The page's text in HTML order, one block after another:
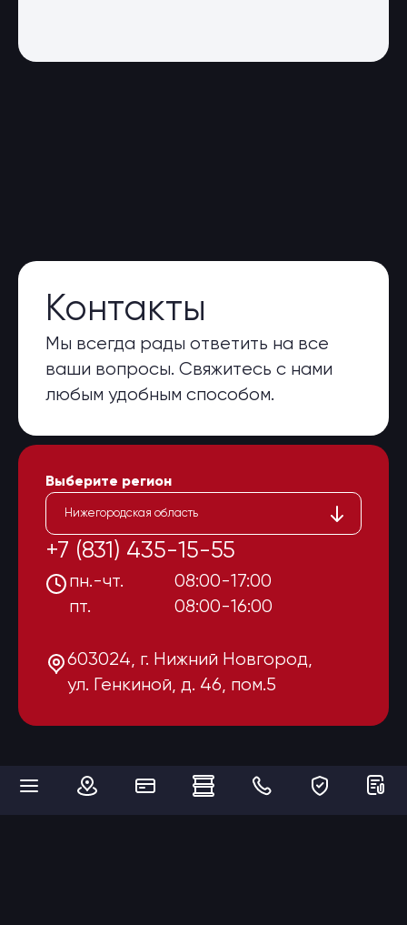
Контакты
Мы всегда рады ответить на все
ваши вопросы. Свяжитесь с нами
любым удобным способом.
Выберите регион
Нижегородская область
+7 (831) 435-15-55
пн.-чт.
пт.
08:00-17:00
08:00-16:00
603024, г. Нижний Новгород,
ул. Генкиной, д. 46, пом.5